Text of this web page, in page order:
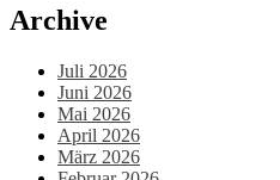
Archive
Juli 2026
Juni 2026
Mai 2026
April 2026
März 2026